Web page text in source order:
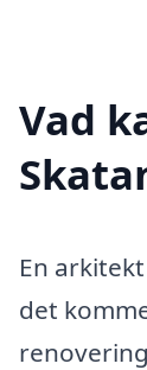
Vad
En
det